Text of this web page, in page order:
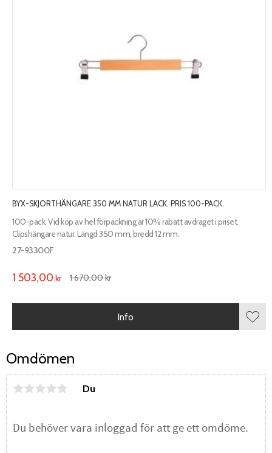
Omdömen
Du
BYX-SKJORTHÄNGARE 350 MM NATUR LACK. PRIS 100-PACK.
100-pack. Vid köp av hel förpackning är 10% rabatt avdraget i priset.
Clipshängare natur. Längd 350 mm, bredd 12 mm.
27-93300F
1 503,00 kr 1 670,00kr
Info